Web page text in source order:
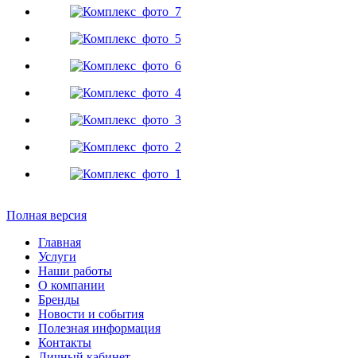
Полная версия
Главная
Услуги
Наши работы
О компании
Бренды
Новости и события
Полезная информация
Контакты